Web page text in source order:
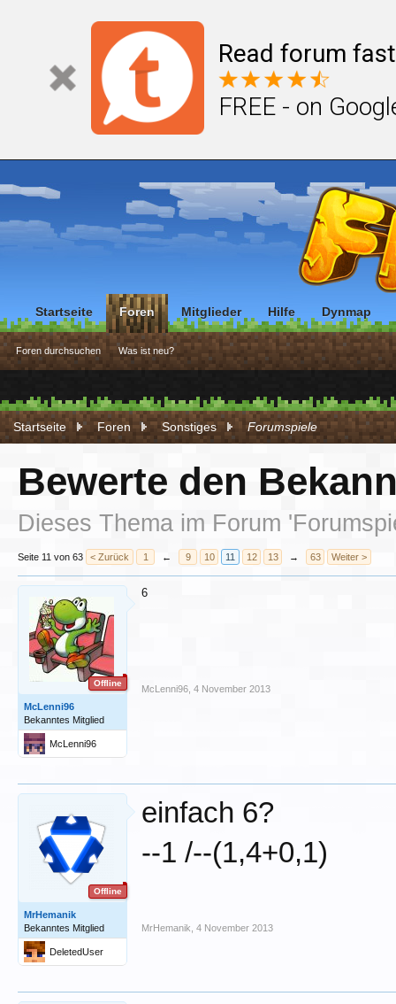
Read forum
FREE - on
Startseite Foren Sonstiges Forumspiele
Bewerte den
Dieses Thema im Forum '
Seite 11 von 63 < Zurück 1 ← 9 10 11 12 13 → 63 Weiter >
Offline
McLenni96
Bekanntes Mitglied
McLenni96
6
McLenni96 4 November 2013
Offline
MrHemanik
Bekanntes Mitglied
DeletedUser
einfach 6?
--1 /--(1,4+0,1)
MrHemanik 4 November 2013
Startseite Foren
Foren durchsuchen Was ist neu?
Mitglieder Hilfe Dynmap